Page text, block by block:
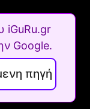
iGuRu.gr
Google.
πηγή